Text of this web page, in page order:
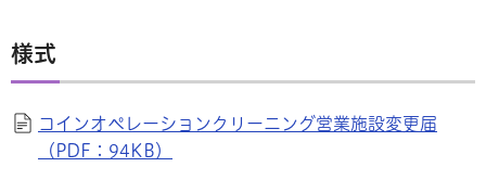
様式
コインオペレーションクリーニング営業施設変更届
（PDF：94KB）